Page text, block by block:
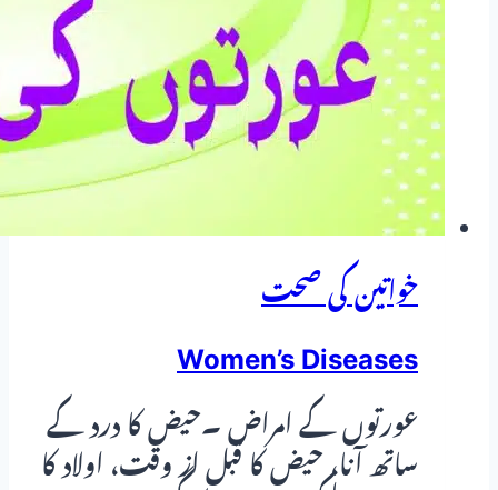
خواتین کی صحت
Women’s Diseases
عورتوں کے امراض ۔حیض کا درد کے
ساتھ آنا، حیض کا قبل از وقت، اولاد کا